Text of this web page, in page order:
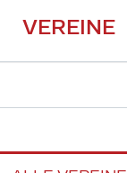
VEREINE